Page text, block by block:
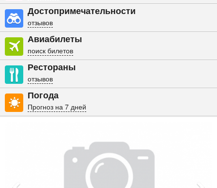
Достопримечательности
отзывов
Авиабилеты
поиск билетов
Рестораны
отзывов
Погода
Прогноз на 7 дней